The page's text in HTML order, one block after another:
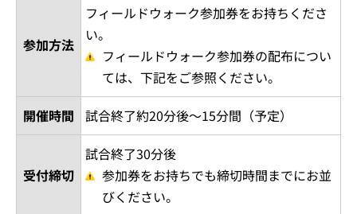
参加方法
フィールドウォーク参加券をお持ちくださ
い。
フィールドウォーク参加券の配布につい
ては、下記をご参照ください。
開催時間
試合終了約20分後～15分間（予定）
受付締切
試合終了30分後
参加券をお持ちでも締切時間までにお並
びください。